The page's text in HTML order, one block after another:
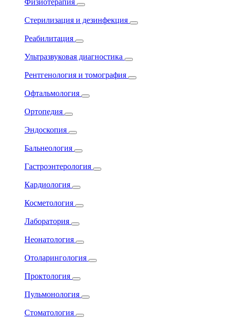
Физиотерапия
Стерилизация и дезинфекция
Реабилитация
Ультразвуковая диагностика
Рентгенология и томография
Офтальмология
Ортопедия
Эндоскопия
Бальнеология
Гастроэнтерология
Кардиология
Косметология
Лаборатория
Неонатология
Отоларингология
Проктология
Пульмонология
Стоматология